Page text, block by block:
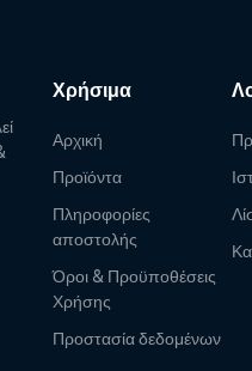
Χρήσιμα
Αρχική
Προϊόντα
Πληροφορίες
αποστολής
Όροι & Προϋποθέσεις
Χρήσης
Προστασία δεδομένων